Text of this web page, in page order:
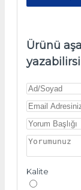
Ürünü
Kalite